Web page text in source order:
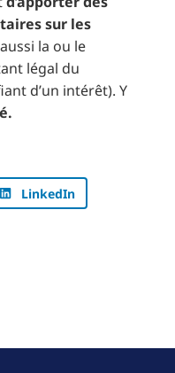
sur les
aussi la ou le
légal du
d’un intérêt). Y
LinkedIn